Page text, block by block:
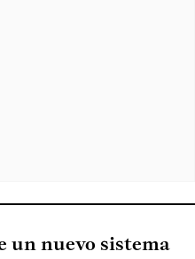
un nuevo sistema